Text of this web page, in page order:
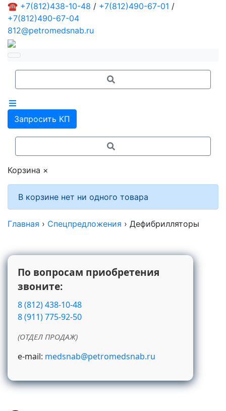
☎ +7(812)438-10-48 / +7(812)490-67-01 /
+7(812)490-67-04
812@petromedsnab.ru
Запросить КП
Корзина ×
В корзине нет ни одного товара
Главная › Спецпредложения › Дефибрилляторы
По вопросам приобретения
звоните:
8 (812) 438-10-48
8 (911) 775-92-50
(ОТДЕЛ ПРОДАЖ)
e-mail: medsnab@petromedsnab.ru